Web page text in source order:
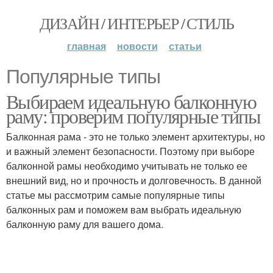
ДИЗАЙН / ИНТЕРЬЕР / СТИЛЬ
главная новости статьи
Популярные типы
Выбираем идеальную балконную
раму: проверим популярные типы
Балконная рама - это не только элемент архитектуры, но
и важный элемент безопасности. Поэтому при выборе
балконной рамы необходимо учитывать не только ее
внешний вид, но и прочность и долговечность. В данной
статье мы рассмотрим самые популярные типы
балконных рам и поможем вам выбрать идеальную
балконную раму для вашего дома.